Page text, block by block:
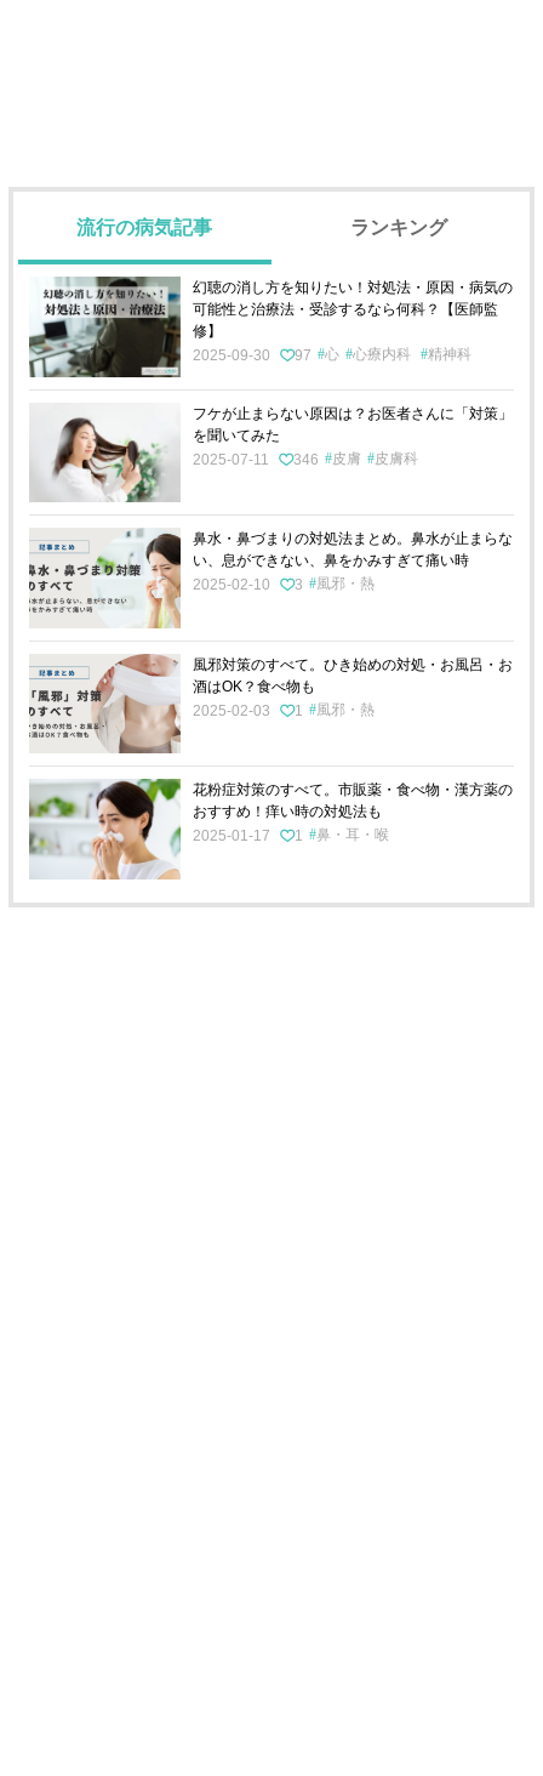
流行の病気記事 ランキング
幻聴の消し方を知りたい！対処法・原因・病気の
可能性と治療法・受診するなら何科？【医師監
修】
2025-09-30
97 心 心療内科 精神科
フケが止まらない原因は？お医者さんに「対策」
を聞いてみた
2025-07-11
346 皮膚 皮膚科
鼻水・鼻づまりの対処法まとめ。鼻水が止まらな
い、息ができない、鼻をかみすぎて痛い時
2025-02-10
3 風邪・熱
風邪対策のすべて。ひき始めの対処・お風呂・お
酒はOK？食べ物も
2025-02-03
1 風邪・熱
花粉症対策のすべて。市販薬・食べ物・漢方薬の
おすすめ！痒い時の対処法も
2025-01-17
1 鼻・耳・喉